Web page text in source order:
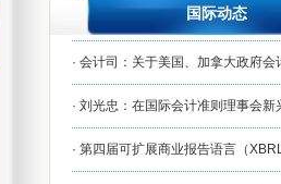
国际动态
· 会计司：关于美国、加拿大政府
· 刘光忠：在国际会计准则理事会
· 第四届可扩展商业报告语言（